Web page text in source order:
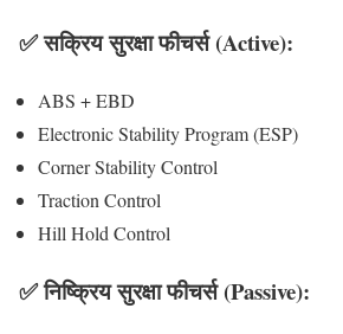
✅ सक्रिय सुरक्षा फीचर्स (Active):
ABS + EBD
Electronic Stability Program (ESP)
Corner Stability Control
Traction Control
Hill Hold Control
✅ निष्क्रिय सुरक्षा फीचर्स (Passive):